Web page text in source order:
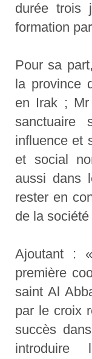
durée trois
formation
Pour sa
la province
en Irak ; Mr
sanctuaire
influence et
et social
aussi dans
rester en
de la société
Ajoutant :
première
saint Al
par le croix
succès